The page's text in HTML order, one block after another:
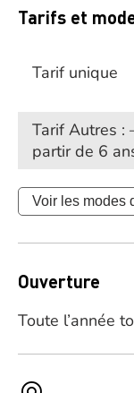
Tarifs et
Tarif unique
Tarif Autres :
partir de 6
Voir les modes
Ouverture
Toute l’année